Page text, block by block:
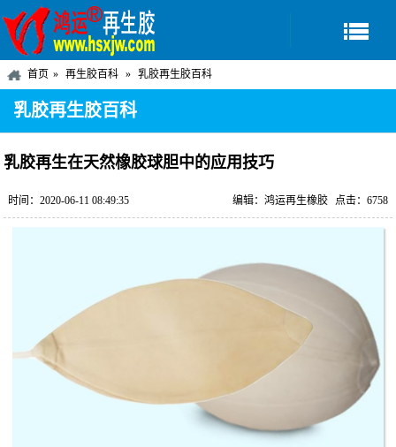
首页 再生胶百科 乳胶再生胶百科
乳胶再生胶百科
乳胶再生在天然橡胶球胆中的应用技巧
时间：2020-06-11 08:49:35 点击：6758
编辑：鸿运再生橡胶